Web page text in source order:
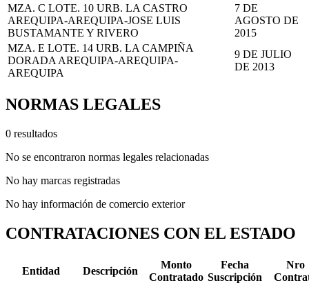
MZA. C LOTE. 10 URB. LA CASTRO
AREQUIPA-AREQUIPA-JOSE LUIS
BUSTAMANTE Y RIVERO
7 DE
AGOSTO DE
2015
MZA. E LOTE. 14 URB. LA CAMPIÑA
DORADA AREQUIPA-AREQUIPA-
AREQUIPA
9 DE JULIO
DE 2013
NORMAS LEGALES
0 resultados
No se encontraron normas legales relacionadas
No hay marcas registradas
No hay información de comercio exterior
CONTRATACIONES CON EL ESTADO
Entidad Descripción
Monto
Contratado
Fecha
Suscripción
Nro